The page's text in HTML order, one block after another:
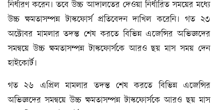
নির্ধারণ করেন। তবে উচ্চ আদালতের দেওয়া নির্ধারিত সময়ের মধ্যে
উচ্চ ক্ষমতাসম্পন্ন টাস্কফোর্স প্রতিবেদন দাখিল করেনি। গত ২৩
অক্টোবর মামলার তদন্ত শেষ করতে বিভিন্ন এজেন্সির অভিজ্ঞদের
সমন্বয়ে উচ্চ ক্ষমতাসম্পন্ন টাস্কফোর্সকে আরও ছয় মাস সময় দেন
হাইকোর্ট।
গত ২৬ এপ্রিল মামলার তদন্ত শেষ করতে বিভিন্ন এজেন্সির
অভিজ্ঞদের সমন্বয়ে উচ্চ ক্ষমতাসম্পন্ন টাস্কফোর্সকে আরও ছয় মাস